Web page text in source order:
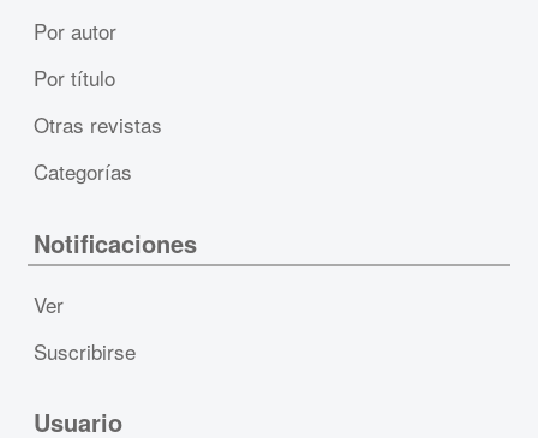
Por autor
Por título
Otras revistas
Categorías
Notificaciones
Ver
Suscribirse
Usuario